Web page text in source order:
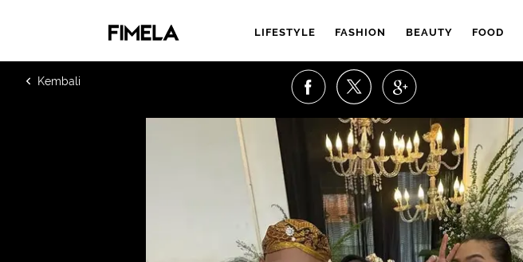
LIFESTYLE FASHION BEAUTY FOOD